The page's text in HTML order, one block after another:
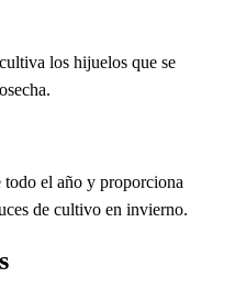
los hijuelos que se
el año y proporciona
de cultivo en invierno.